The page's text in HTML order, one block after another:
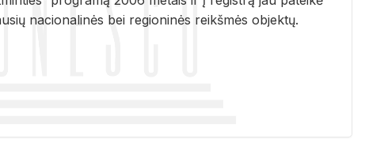
nacionalinės bei regioninės reikšmės objektų.